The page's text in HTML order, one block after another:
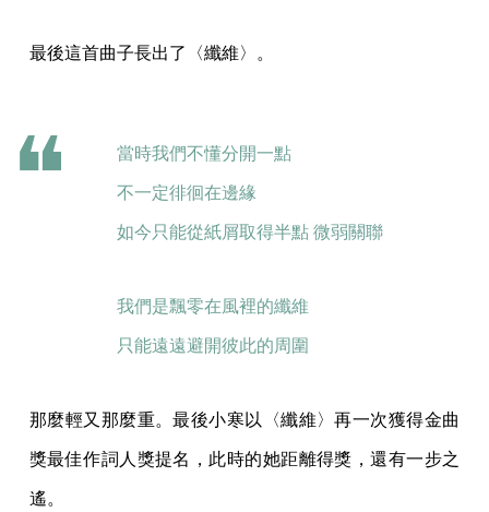
最後這首曲子長出了〈纖維〉。
當時我們不懂分開一點
不一定徘徊在邊緣
如今只能從紙屑取得半點 微弱關聯
我們是飄零在風裡的纖維
只能遠遠避開彼此的周圍
那麼輕又那麼重。最後小寒以〈纖維〉再一次獲得金曲
獎最佳作詞人獎提名，此時的她距離得獎，還有一步之
遙。